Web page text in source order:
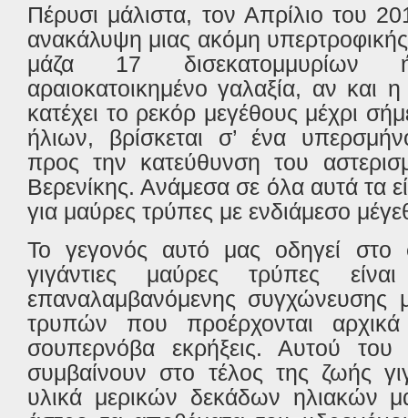
Πέρυσι μάλιστα, τον Απρίλιο του
ανακάλυψη μιας ακόμη
μάζα 17
αραιοκατοικημένο γαλαξία, αν
κατέχει το ρεκόρ μεγέθους μέχρι
ήλιων, βρίσκεται σ’ ένα
προς την κατεύθυνση του
Βερενίκης. Ανάμεσα σε όλα αυτά τα
για μαύρες τρύπες με ενδιάμεσο
Το γεγονός αυτό μας οδηγεί στο
γιγάντιες μαύρες τρύπες
επαναλαμβανόμενης συγχώνευσης
τρυπών που προέρχονται
σουπερνόβα εκρήξεις. Αυτού του
συμβαίνουν στο τέλος της ζωής
υλικά μερικών δεκάδων ηλιακών